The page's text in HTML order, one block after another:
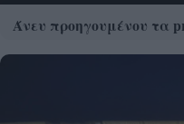
Άνευ προηγουμένου τα